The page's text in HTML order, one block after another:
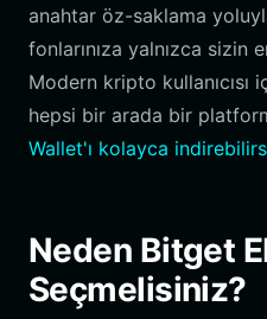
anahtar öz-saklama
fonlarınıza yalnızca sizin
Modern kripto kullanıcısı
hepsi bir arada bir
Wallet'ı kolayca
Neden Bitget
Seçmelisiniz?